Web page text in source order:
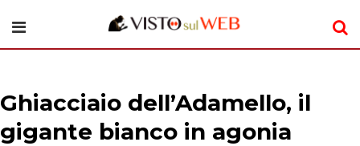
Ghiacciaio dell’Adamello, il
gigante bianco in agonia